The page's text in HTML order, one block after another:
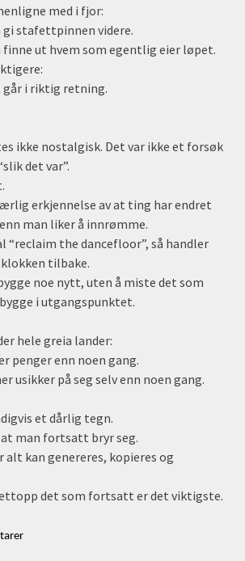
med i fjor:
gi stafettpinnen videre.
finne ut hvem som egentlig eier løpet.
i riktig retning.
ikke nostalgisk. Det var ikke et forsøk
det var”.
erkjennelse av at ting har endret
man liker å innrømme.
“reclaim the dancefloor”, så handler
tilbake.
noe nytt, uten å miste det som
i utgangspunktet.
hele greia lander:
penger enn noen gang.
usikker på seg selv enn noen gang.
et dårlig tegn.
man fortsatt bryr seg.
alt kan genereres, kopieres og
det som fortsatt er det viktigste.